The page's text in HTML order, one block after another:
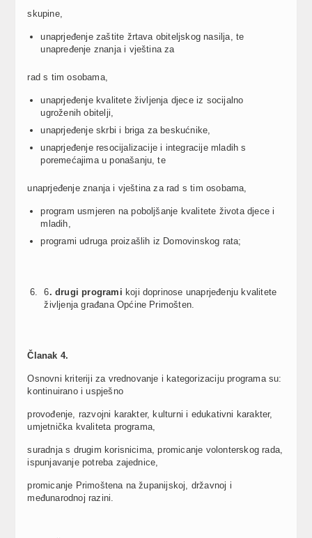
skupine,
unaprjeđenje zaštite žrtava obiteljskog nasilja, te
unapređenje znanja i vještina za
rad s tim osobama,
unaprjeđenje kvalitete življenja djece iz socijalno
ugroženih obitelji,
unaprjeđenje skrbi i briga za beskućnike,
unaprjeđenje resocijalizacije i integracije mladih s
poremećajima u ponašanju, te
unaprjeđenje znanja i vještina za rad s tim osobama,
program usmjeren na poboljšanje kvalitete života djece i
mladih,
programi udruga proizašlih iz Domovinskog rata;
6. drugi programi koji doprinose unaprjeđenju kvalitete
življenja građana Općine Primošten.
Č lanak 4.
Osnovni kriteriji za vrednovanje i kategorizaciju programa su:
kontinuirano i uspješno
provođenje, razvojni karakter, kulturni i edukativni karakter,
umjetnička kvaliteta programa,
suradnja s drugim korisnicima, promicanje volonterskog rada,
ispunjavanje potreba zajednice,
promicanje Primoštena na županijskoj, državnoj i
međunarodnoj razini.